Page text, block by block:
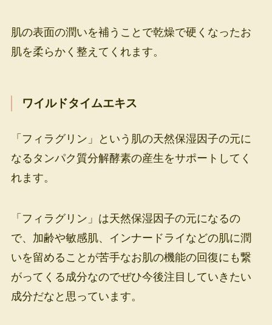
肌の表面の潤いを補うことで乾燥で硬くなったお
肌を柔らかく整えてくれます。
ワイルドタイムエキス
「フィラグリン」という肌の天然保湿因子の元に
なるタンパク質分解酵素の産生をサポートしてく
れます。
「フィラグリン」は天然保湿因子の元になるの
で、加齢や敏感肌、インナードライなどの肌に潤
いを留めることが苦手なお肌の機能の回復にも繋
がってくる成分なのでぜひ今後注目していきたい
成分だなと思っています。